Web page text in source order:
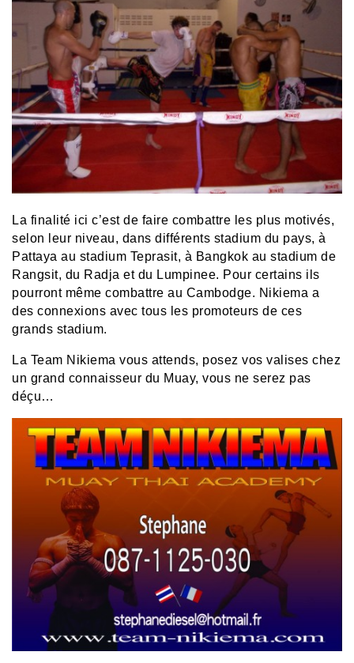
La finalité ici c’est de faire combattre les plus motivés,
selon leur niveau, dans différents stadium du pays, à
Pattaya au stadium Teprasit, à Bangkok au stadium de
Rangsit, du Radja et du Lumpinee. Pour certains ils
pourront même combattre au Cambodge. Nikiema a
des connexions avec tous les promoteurs de ces
grands stadium.
La Team Nikiema vous attends, posez vos valises chez
un grand connaisseur du Muay, vous ne serez pas
déçu…